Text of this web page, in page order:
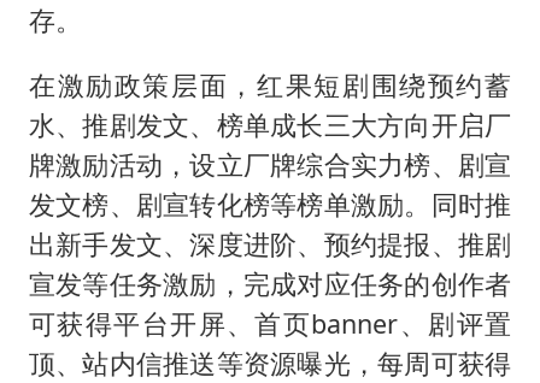
存。
在激励政策层面，红果短剧围绕预约蓄
水、推剧发文、榜单成长三大方向开启厂
牌激励活动，设立厂牌综合实力榜、剧宣
发文榜、剧宣转化榜等榜单激励。同时推
出新手发文、深度进阶、预约提报、推剧
宣发等任务激励，完成对应任务的创作者
可获得平台开屏、首页banner、剧评置
顶、站内信推送等资源曝光，每周可获得